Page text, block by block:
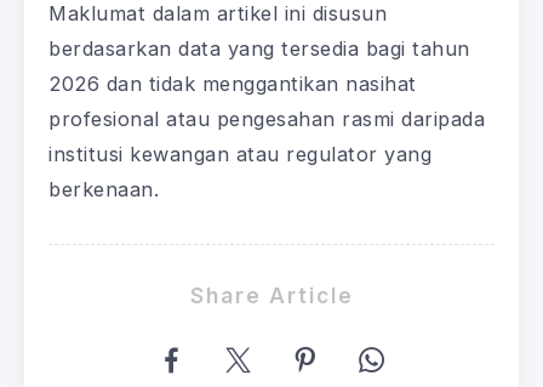
Maklumat dalam artikel ini disusun
berdasarkan data yang tersedia bagi tahun
2026 dan tidak menggantikan nasihat
profesional atau pengesahan rasmi daripada
institusi kewangan atau regulator yang
berkenaan.
Share Article